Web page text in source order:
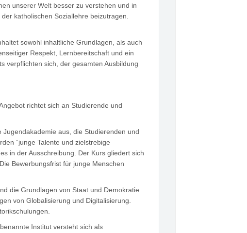
unserer Welt besser zu verstehen und in
katholischen Soziallehre beizutragen.
sowohl inhaltliche Grundlagen, als auch
Respekt, Lernbereitschaft und ein
verpflichten sich, der gesamten Ausbildung
richtet sich an Studierende und
Jugendakademie aus, die Studierenden und
“junge Talente und zielstrebige
in der Ausschreibung. Der Kurs gliedert sich
Bewerbungsfrist für junge Menschen
die Grundlagen von Staat und Demokratie
von Globalisierung und Digitalisierung.
Institut versteht sich als